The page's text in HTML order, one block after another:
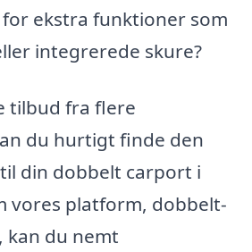
ekstra funktioner som
integrerede skure?
tilbud fra flere
du hurtigt finde den
din dobbelt carport i
vores platform, dobbelt-
kan du nemt